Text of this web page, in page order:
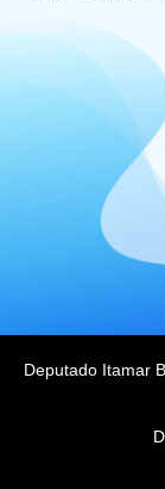
Deputado Itamar